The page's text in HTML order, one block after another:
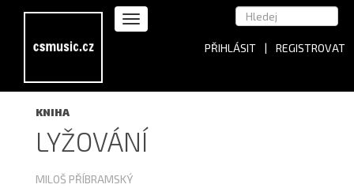
PŘIHLÁSIT | REGISTROVAT
KNIHA
LYŽOVÁNÍ
MILOŠ PŘÍBRAMSKÝ